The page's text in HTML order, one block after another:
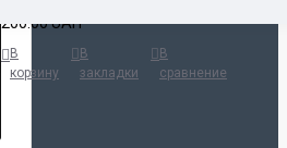
200.00 UAH
В
корзину
В
закладки
В
сравнение